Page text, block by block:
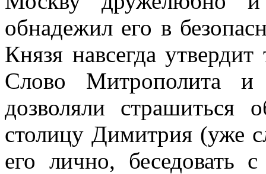
обнадежил его в
Князя навсегда
Слово Митрополита и
дозволяли страшиться
столицу Димитрия (уже
его лично, беседовать